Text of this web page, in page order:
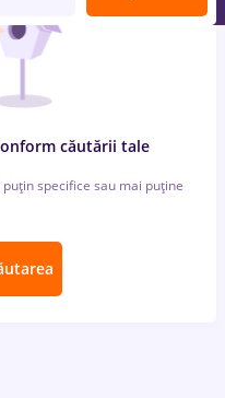
căutării tale
specifice sau mai puține